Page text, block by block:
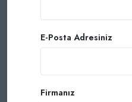
E-Posta Adresiniz
Firmanız